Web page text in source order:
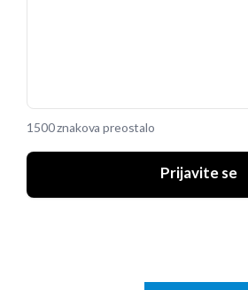
1500 znakova preostalo
Prijavite se